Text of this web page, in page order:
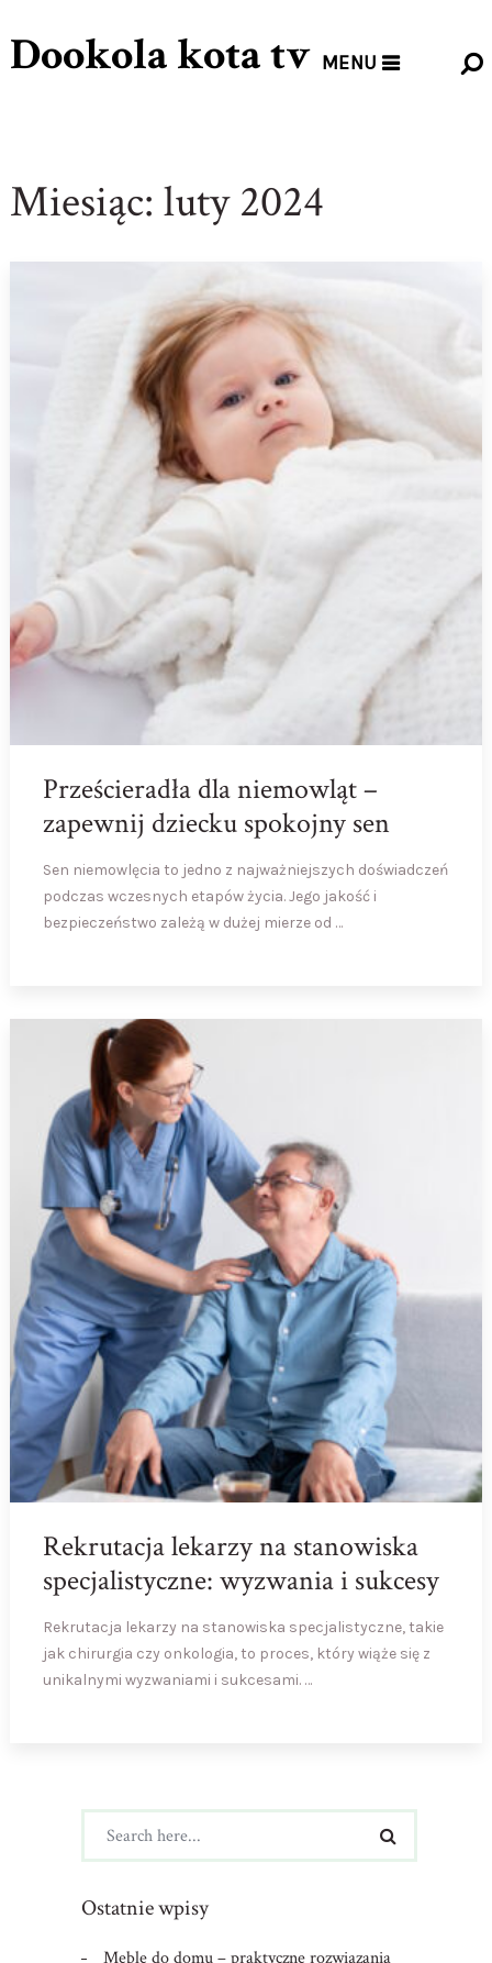
Dookola kota tv MENU
Miesiąc: luty 2024
Prześcieradła dla niemowląt –
zapewnij dziecku spokojny sen
Sen niemowlęcia to jedno z najważniejszych doświadczeń
podczas wczesnych etapów życia. Jego jakość i
bezpieczeństwo zależą w dużej mierze od …
Rekrutacja lekarzy na stanowiska
specjalistyczne: wyzwania i sukcesy
Rekrutacja lekarzy na stanowiska specjalistyczne, takie
jak chirurgia czy onkologia, to proces, który wiąże się z
unikalnymi wyzwaniami i sukcesami. …
Ostatnie wpisy
Meble do domu – praktyczne rozwiązania